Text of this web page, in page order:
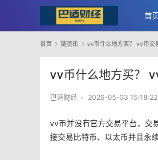
首
首页 链资讯 vv币什么地方买？ vv币交
vv币什么地方买？
巴适财经 • 2026-05-03 15:18:22
vv币并没有官方交易平台，交
接交易 比特币、以太币并且永